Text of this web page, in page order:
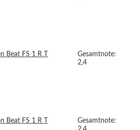
Beat FS 1 R T
Gesamtnote:
2,4
Beat FS 1 R T
Gesamtnote: